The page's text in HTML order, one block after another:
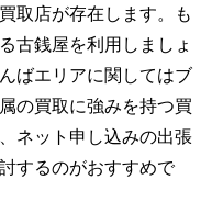
取店が存在します。も
古銭屋を利用しましょ
ばエリアに関してはブ
の買取に強みを持つ買
ネット申し込みの出張
するのがおすすめで